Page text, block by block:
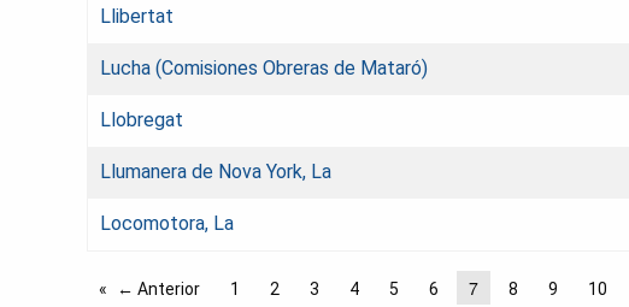
Llibertat
Lucha (Comisiones Obreras de Mataró)
Llobregat
Llumanera de Nova York, La
Locomotora, La
← Anterior 1 2 3 4 5 6 7 8 9 10